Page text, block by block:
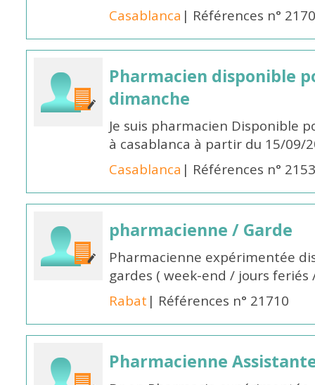
Casablanca | Références n°
Pharmacien disponible
dimanche
Je suis pharmacien Disponible
à casablanca à partir du 15/09/
Casablanca | Références n°
pharmacienne / Garde
Pharmacienne expérimentée
gardes ( week-end / jours
Rabat | Références n° 21710
Pharmacienne